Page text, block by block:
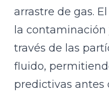
arrastre de gas.
la
través de las
fluido,
predictivas antes